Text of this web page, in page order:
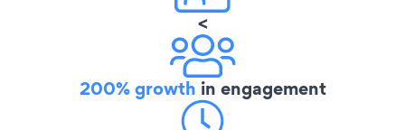
<
200% growth in engagement